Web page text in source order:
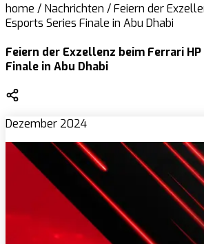
home / Nachrichten /Feiern der
Esports Series Finale in Abu Dhabi
Feiern der Exzellenz beim Ferrari
Finale in Abu Dhabi
Dezember 2024